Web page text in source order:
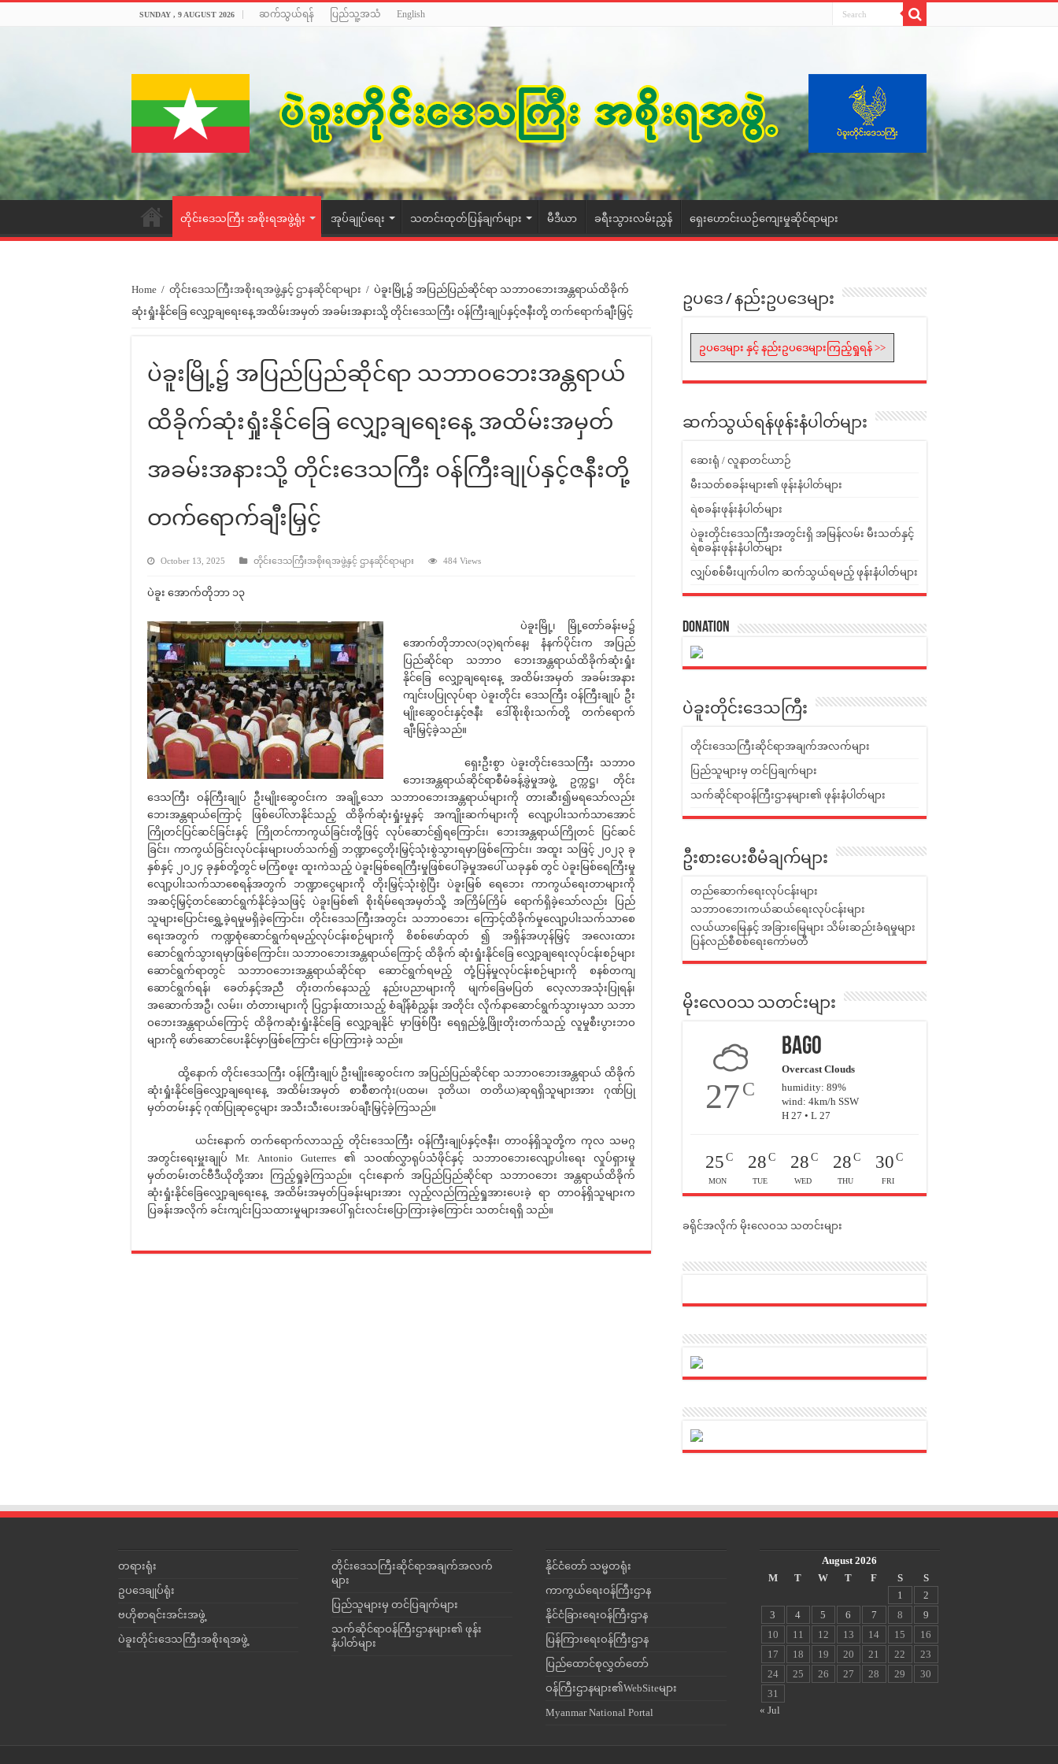
SUNDAY , 9 AUGUST 2026 ဆက်သွယ်ရန် ပြည်သူ့အသံ English
တိုင်းဒေသကြီး အစိုးရအဖွဲ့ရုံး အုပ်ချုပ်ရေး သတင်းထုတ်ပြန်ချက်များ မီဒီယာ ခရီးသွားလမ်းညွှန် ရှေးဟောင်းယဉ်ကျေးမှုဆိုင်ရာများ
Home / တိုင်းဒေသကြီးအစိုးရအဖွဲ့နှင့် ဌာနဆိုင်ရာများ / ပဲခူးမြို့၌ အပြည်ပြည်ဆိုင်ရာ သဘာဝဘေးအန္တရာယ်ထိခိုက်
ဆုံးရှုံးနိုင်ခြေ လျှော့ချရေးနေ့ အထိမ်းအမှတ် အခမ်းအနားသို့ တိုင်းဒေသကြီး ဝန်ကြီးချုပ်နှင့်ဇနီးတို့ တက်ရောက်ချီးမြှင့်
ပဲခူးမြို့၌ အပြည်ပြည်ဆိုင်ရာ သဘာဝဘေးအန္တရာယ်
ထိခိုက်ဆုံးရှုံးနိုင်ခြေ လျှော့ချရေးနေ့ အထိမ်းအမှတ်
အခမ်းအနားသို့ တိုင်းဒေသကြီး ဝန်ကြီးချုပ်နှင့်ဇနီးတို့
တက်ရောက်ချီးမြှင့်
October 13, 2025 တိုင်းဒေသကြီးအစိုးရအဖွဲ့နှင့် ဌာနဆိုင်ရာများ 484 Views
ပဲခူး အောက်တိုဘာ ၁၃
ပဲခူးမြို့၊ မြို့တော်ခန်းမ၌
အောက်တိုဘာလ(၁၃)ရက်နေ့၊ နံနက်ပိုင်းက အပြည်
ပြည်ဆိုင်ရာ သဘာဝ ဘေးအန္တရာယ်ထိခိုက်ဆုံးရှုံး
နိုင်ခြေ လျှော့ချရေးနေ့ အထိမ်းအမှတ် အခမ်းအနား
ကျင်းပပြုလုပ်ရာ ပဲခူးတိုင်း ဒေသကြီး ဝန်ကြီးချုပ် ဦး
မျိုးဆွေဝင်းနှင့်ဇနီး ဒေါ်စိုးစိုးသက်တို့ တက်ရောက်
ချီးမြှင့်ခဲ့သည်။
ရှေးဦးစွာ ပဲခူးတိုင်းဒေသကြီး သဘာဝ
ဘေးအန္တရာယ်ဆိုင်ရာစီမံခန့်ခွဲမှုအဖွဲ့ ဥက္ကဋ္ဌ၊ တိုင်း
ဒေသကြီး ဝန်ကြီးချုပ် ဦးမျိုးဆွေဝင်းက အချို့သော သဘာဝဘေးအန္တရာယ်များကို တားဆီး၍မရသော်လည်း
ဘေးအန္တရာယ်ကြောင့် ဖြစ်ပေါ်လာနိုင်သည့် ထိခိုက်ဆုံးရှုံးမှုနှင့် အကျိုးဆက်များကို လျော့ပါးသက်သာအောင်
ကြိုတင်ပြင်ဆင်ခြင်းနှင့် ကြိုတင်ကာကွယ်ခြင်းတို့ဖြင့် လုပ်ဆောင်၍ရကြောင်း၊ ဘေးအန္တရာယ်ကြိုတင် ပြင်ဆင်
ခြင်း၊ ကာကွယ်ခြင်းလုပ်ငန်းများပတ်သက်၍ ဘဏ္ဍာငွေတိုးမြှင့်သုံးစွဲသွားရမှာဖြစ်ကြောင်း၊ အထူး သဖြင့် ၂၀၂၃ ခု
နှစ်နှင့် ၂၀၂၄ ခုနှစ်တို့တွင် မကြံစဖူး ထူးကဲသည့် ပဲခူးမြစ်ရေကြီးမှုဖြစ်ပေါ်ခဲ့မှုအပေါ် ယခုနှစ် တွင် ပဲခူးမြစ်ရေကြီးမှု
လျော့ပါးသက်သာစေရန်အတွက် ဘဏ္ဍာငွေများကို တိုးမြှင့်သုံးစွဲပြီး ပဲခူးမြစ် ရေဘေး ကာကွယ်ရေးတာများကို
အဆင့်မြှင့်တင်ဆောင်ရွက်နိုင်ခဲ့သဖြင့် ပဲခူးမြစ်၏ စိုးရိမ်ရေအမှတ်သို့ အကြိမ်ကြိမ် ရောက်ရှိခဲ့သော်လည်း ပြည်
သူများပြောင်းရွှေ့ခဲ့ရမှုမရှိခဲ့ကြောင်း၊ တိုင်းဒေသကြီးအတွင်း သဘာဝဘေး ကြောင့်ထိခိုက်မှုလျော့ပါးသက်သာစေ
ရေးအတွက် ကဏ္ဍစုံဆောင်ရွက်ရမည့်လုပ်ငန်းစဉ်များကို စိစစ်ဖော်ထုတ် ၍ အရှိန်အဟုန်မြှင့် အလေးထား
ဆောင်ရွက်သွားရမှာဖြစ်ကြောင်း၊ သဘာဝဘေးအန္တရာယ်ကြောင့် ထိခိုက် ဆုံးရှုံးနိုင်ခြေ လျှော့ချရေးလုပ်ငန်းစဉ်များ
ဆောင်ရွက်ရာတွင် သဘာဝဘေးအန္တရာယ်ဆိုင်ရာ ဆောင်ရွက်ရမည့် တုံ့ပြန်မှုလုပ်ငန်းစဉ်များကို စနစ်တကျ
ဆောင်ရွက်ရန်၊ ခေတ်နှင့်အညီ တိုးတက်နေသည့် နည်းပညာများကို မျက်ခြေမပြတ် လေ့လာအသုံးပြုရန်၊
အဆောက်အဦ၊ လမ်း၊ တံတားများကို ပြဌာန်းထားသည့် စံချိန်စံညွှန်း အတိုင်း လိုက်နာဆောင်ရွက်သွားမှသာ သဘာ
ဝဘေးအန္တရာယ်ကြောင့် ထိခိုကဆုံးရှုံးနိုင်ခြေ လျှော့ချနိုင် မှာဖြစ်ပြီး ရေရှည်ဖွံ့ဖြိုးတိုးတက်သည့် လူမှုစီးပွားဘဝ
များကို ဖော်ဆောင်ပေးနိုင်မှာဖြစ်ကြောင်း ပြောကြားခဲ့ သည်။
ထို့နောက် တိုင်းဒေသကြီး ဝန်ကြီးချုပ် ဦးမျိုးဆွေဝင်းက အပြည်ပြည်ဆိုင်ရာ သဘာဝဘေးအန္တရာယ် ထိခိုက်
ဆုံးရှုံးနိုင်ခြေလျှော့ချရေးနေ့ အထိမ်းအမှတ် စာစီစာကုံး(ပထမ၊ ဒုတိယ၊ တတိယ)ဆုရရှိသူများအား ဂုဏ်ပြု
မှတ်တမ်းနှင့် ဂုဏ်ပြုဆုငွေများ အသီးသီးပေးအပ်ချီးမြှင့်ခဲ့ကြသည်။
ယင်းနောက် တက်ရောက်လာသည့် တိုင်းဒေသကြီး ဝန်ကြီးချုပ်နှင့်ဇနီး၊ တာဝန်ရှိသူတို့က ကုလ သမဂ္ဂ
အတွင်းရေးမှူးချုပ် Mr. Antonio Guterres ၏ သဝဏ်လွှာရုပ်သံဖိုင်နှင့် သဘာဝဘေးလျော့ပါးရေး လှုပ်ရှားမှု
မှတ်တမ်းတင်ဗီဒီယိုတို့အား ကြည့်ရှုခဲ့ကြသည်။ ၎င်းနောက် အပြည်ပြည်ဆိုင်ရာ သဘာဝဘေး အန္တရာယ်ထိခိုက်
ဆုံးရှုံးနိုင်ခြေလျှော့ချရေးနေ့ အထိမ်းအမှတ်ပြခန်းများအား လှည့်လည်ကြည့်ရှုအားပေးခဲ့ ရာ တာဝန်ရှိသူများက
ပြခန်းအလိုက် ခင်းကျင်းပြသထားမှုများအပေါ် ရှင်းလင်းပြောကြားခဲ့ကြောင်း သတင်းရရှိ သည်။
ဥပဒေ / နည်းဥပဒေများ
ဥပဒေများ နှင့် နည်းဥပဒေများကြည့်ရှုရန် >>
ဆက်သွယ်ရန်ဖုန်းနံပါတ်များ
ဆေးရုံ / လူနာတင်ယာဉ်
မီးသတ်စခန်းများ၏ ဖုန်းနံပါတ်များ
ရဲစခန်းဖုန်းနံပါတ်များ
ပဲခူးတိုင်းဒေသကြီးအတွင်းရှိ အမြန်လမ်း မီးသတ်နှင့်
ရဲစခန်းဖုန်းနံပါတ်များ
လျှပ်စစ်မီးပျက်ပါက ဆက်သွယ်ရမည့် ဖုန်းနံပါတ်များ
Donation
ပဲခူးတိုင်းဒေသကြီး
တိုင်းဒေသကြီးဆိုင်ရာအချက်အလက်များ
ပြည်သူများမှ တင်ပြချက်များ
သက်ဆိုင်ရာဝန်ကြီးဌာနများ၏ ဖုန်းနံပါတ်များ
ဦးစားပေးစီမံချက်များ
တည်ဆောက်ရေးလုပ်ငန်းများ
သဘာဝဘေးကယ်ဆယ်ရေးလုပ်ငန်းများ
လယ်ယာမြေနှင့် အခြားမြေများ သိမ်းဆည်းခံရမှုများ
ပြန်လည်စီစစ်ရေးကော်မတီ
မိုးလေဝသ သတင်းများ
27C
Bago
Overcast Clouds
humidity: 89%
wind: 4km/h SSW
H 27 • L 27
25 C
MON
28 C
TUE
28 C
WED
28 C
THU
30 C
FRI
ခရိုင်အလိုက် မိုးလေဝသ သတင်းများ
တရားရုံး
ဥပဒေချုပ်ရုံး
ဗဟိုစာရင်းအင်းအဖွဲ့
ပဲခူးတိုင်းဒေသကြီးအစိုးရအဖွဲ့
တိုင်းဒေသကြီးဆိုင်ရာအချက်အလက်
များ
ပြည်သူများမှ တင်ပြချက်များ
သက်ဆိုင်ရာဝန်ကြီးဌာနများ၏ ဖုန်း
နံပါတ်များ
နိုင်ငံတော် သမ္မတရုံး
ကာကွယ်ရေးဝန်ကြီးဌာန
နိုင်ငံခြားရေးဝန်ကြီးဌာန
ပြန်ကြားရေးဝန်ကြီးဌာန
ပြည်ထောင်စုလွှတ်တော်
ဝန်ကြီးဌာနများ၏WebSiteများ
Myanmar National Portal
August 2026
M
T W T F S
S
1
2
3
4 5 6 7 8
9
10
11 12 13 14 15
16
17
18 19 20 21 22
23
24
25 26 27 28 29
30
31
« Jul